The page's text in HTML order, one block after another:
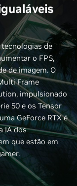
tecnologias de
o FPS,
de imagem. O
Frame
impulsionado
50 e os Tensor
GeForce RTX é
IA dos
que estão em